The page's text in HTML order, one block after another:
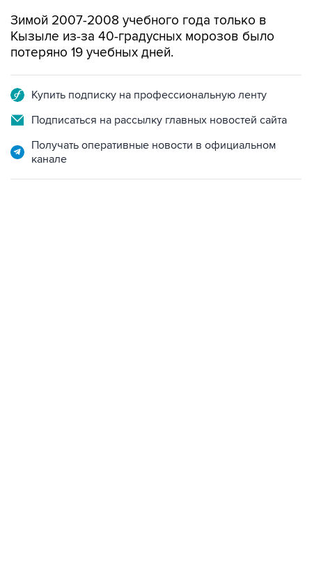
Зимой 2007-2008 учебного года только в
Кызыле из-за 40-градусных морозов было
потеряно 19 учебных дней.
Купить подписку на профессиональную ленту
Подписаться на рассылку главных новостей сайта
Получать оперативные новости в официальном
канале